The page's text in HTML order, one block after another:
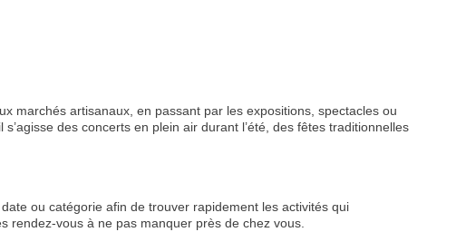
marchés artisanaux, en passant par les expositions, spectacles ou
des concerts en plein air durant l’été, des fêtes traditionnelles
ou catégorie afin de trouver rapidement les activités qui
rendez-vous à ne pas manquer près de chez vous.